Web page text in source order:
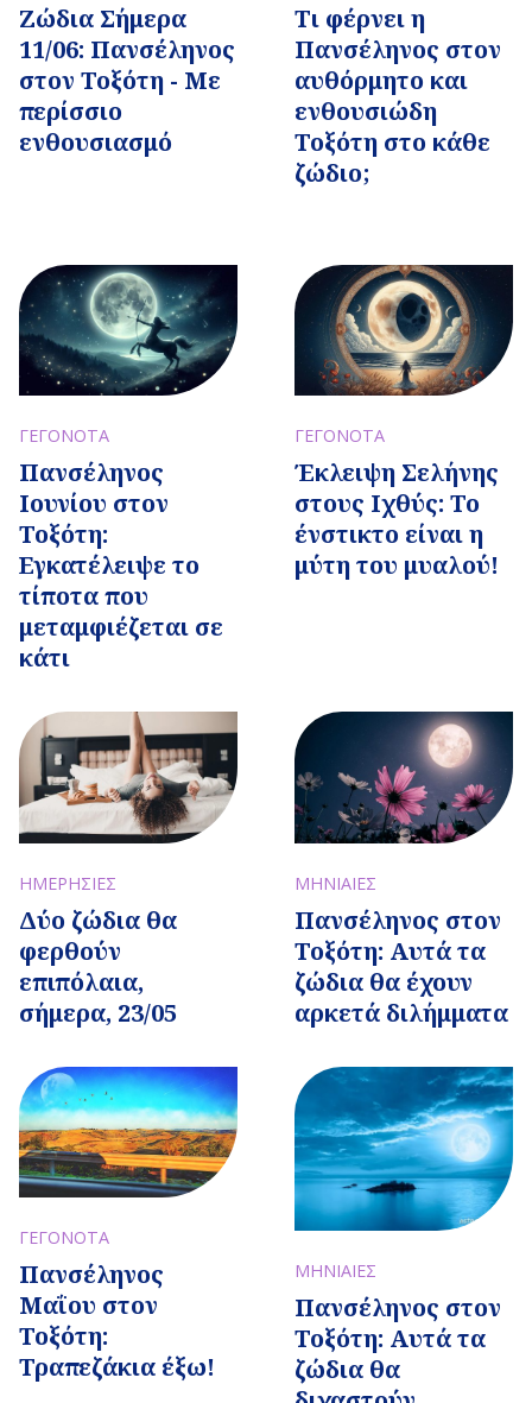
Ζώδια Σήμερα
11/06: Πανσέληνος
στον Τοξότη - Με
περίσσιο
ενθουσιασμό
Τι φέρνει η
Πανσέληνος στον
αυθόρμητο και
ενθουσιώδη
Τοξότη στο κάθε
ζώδιο;
ΓΕΓΟΝΟΤΑ
Πανσέληνος
Ιουνίου στον
Τοξότη:
Εγκατέλειψε το
τίποτα που
μεταμφιέζεται σε
κάτι
ΓΕΓΟΝΟΤΑ
Έκλειψη Σελήνης
στους Ιχθύς: Το
ένστικτο είναι η
μύτη του μυαλού!
ΗΜΕΡΗΣΙΕΣ
Δύο ζώδια θα
φερθούν
επιπόλαια,
σήμερα, 23/05
ΜΗΝΙΑΙΕΣ
Πανσέληνος στον
Τοξότη: Αυτά τα
ζώδια θα έχουν
αρκετά διλήμματα
ΓΕΓΟΝΟΤΑ
Πανσέληνος
Μαΐου στον
Τοξότη:
Τραπεζάκια έξω!
ΜΗΝΙΑΙΕΣ
Πανσέληνος στον
Τοξότη: Αυτά τα
ζώδια θα